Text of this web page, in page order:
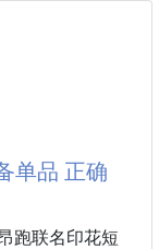
单品 正确